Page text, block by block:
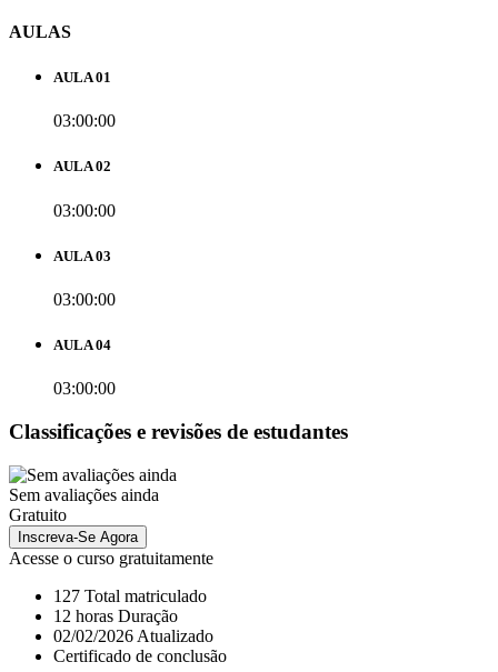
AULAS
AULA 01
03:00:00
AULA 02
03:00:00
AULA 03
03:00:00
AULA 04
03:00:00
Classificações e revisões de estudantes
Sem avaliações ainda
Gratuito
Inscreva-Se Agora
Acesse o curso gratuitamente
127 Total matriculado
12 horas Duração
02/02/2026 Atualizado
Certificado de conclusão